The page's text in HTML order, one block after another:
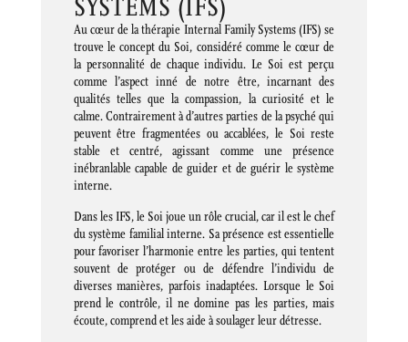
SYSTEMS (IFS)
Au cœur de la thérapie Internal Family Systems (IFS) se
trouve le concept du Soi, considéré comme le cœur de
la personnalité de chaque individu. Le Soi est perçu
comme l’aspect inné de notre être, incarnant des
qualités telles que la compassion, la curiosité et le
calme. Contrairement à d’autres parties de la psyché qui
peuvent être fragmentées ou accablées, le Soi reste
stable et centré, agissant comme une présence
inébranlable capable de guider et de guérir le système
interne.
Dans les IFS, le Soi joue un rôle crucial, car il est le chef
du système familial interne. Sa présence est essentielle
pour favoriser l’harmonie entre les parties, qui tentent
souvent de protéger ou de défendre l’individu de
diverses manières, parfois inadaptées. Lorsque le Soi
prend le contrôle, il ne domine pas les parties, mais
écoute, comprend et les aide à soulager leur détresse.